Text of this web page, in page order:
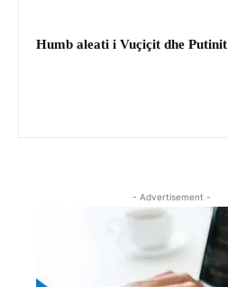
Humb aleati i Vuçiçit dhe Putinit
- Advertisement -